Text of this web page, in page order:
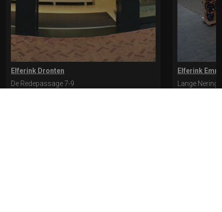
Elferink Dronten
De Redepassage 7-9
Elferink
Lange Nering